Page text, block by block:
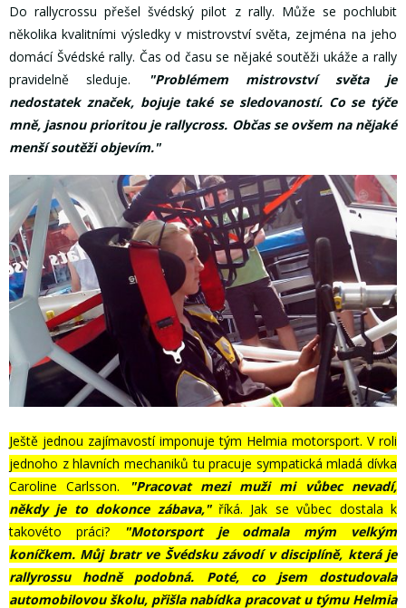
Do rallycrossu přešel švédský pilot z rally. Může se pochlubit
několika kvalitními výsledky v mistrovství světa, zejména na jeho
domácí Švédské rally. Čas od času se nějaké soutěži ukáže a rally
pravidelně sleduje.
"Problémem mistrovství světa je
nedostatek značek, bojuje také se sledovaností. Co se týče
mně, jasnou prioritou je rallycross. Občas se ovšem na nějaké
menší soutěži objevím."
Ještě jednou zajímavostí imponuje tým Helmia motorsport. V roli
jednoho z hlavních mechaniků tu pracuje sympatická mladá dívka
Caroline Carlsson.
"Pracovat mezi muži mi vůbec nevadí,
někdy je to dokonce zábava," říká. Jak se vůbec dostala k
takovéto práci?
"Motorsport je odmala mým velkým
koníčkem. Můj bratr ve Švédsku závodí v disciplíně, která je
rallyrossu hodně podobná. Poté, co jsem dostudovala
automobilovou školu, přišla nabídka pracovat u týmu Helmia